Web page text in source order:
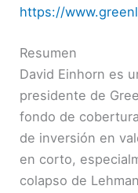
https://
Resumen
David Einhorn es
presidente de
fondo de
de inversión en
en corto,
colapso de